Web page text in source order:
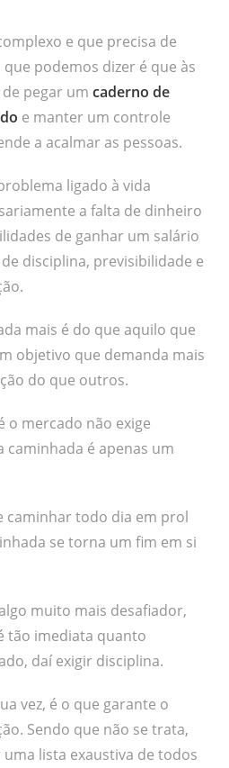
e que precisa de
podemos dizer é que às
de pegar umcaderno de
e manter um controle
a acalmar as pessoas.
ligado à vida
a falta de dinheiro
de ganhar um salário
disciplina, previsibilidade e
mais é do que aquilo que
objetivo que demanda mais
do que outros.
o mercado não exige
caminhada é apenas um
caminhar todo dia em prol
se torna um fim em si
muito mais desafiador,
tão imediata quanto
daí exigir disciplina.
vez, é o que garante o
Sendo que não se trata,
lista exaustiva de todos